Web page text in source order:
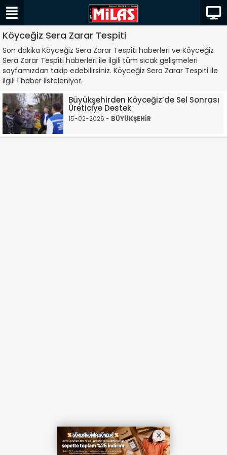
Köyceğiz Sera Zarar Tespiti
Son dakika Köyceğiz Sera Zarar Tespiti haberleri ve Köyceğiz
Sera Zarar Tespiti haberleri ile ilgili tüm sıcak gelişmeleri
sayfamızdan takip edebilirsiniz. Köyceğiz Sera Zarar Tespiti ile
ilgili 1 haber listeleniyor.
Büyükşehirden Köyceğiz’de Sel Sonrası
Üreticiye Destek
15-02-2026 - BÜYÜKŞEHİR